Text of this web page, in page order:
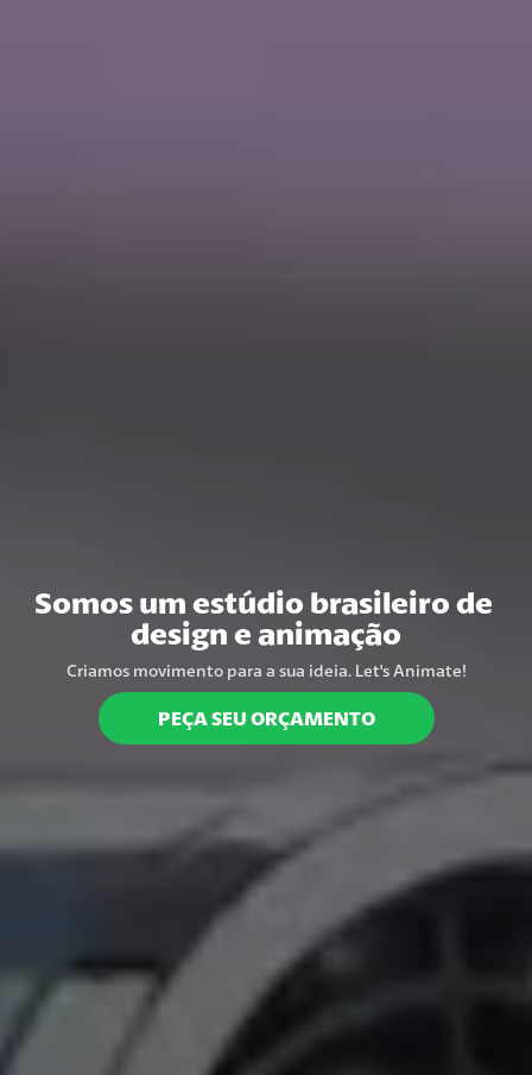
Somos um estúdio brasileiro de
design e animação
Criamos movimento para a sua ideia. Let's Animate!
PEÇA SEU ORÇAMENTO